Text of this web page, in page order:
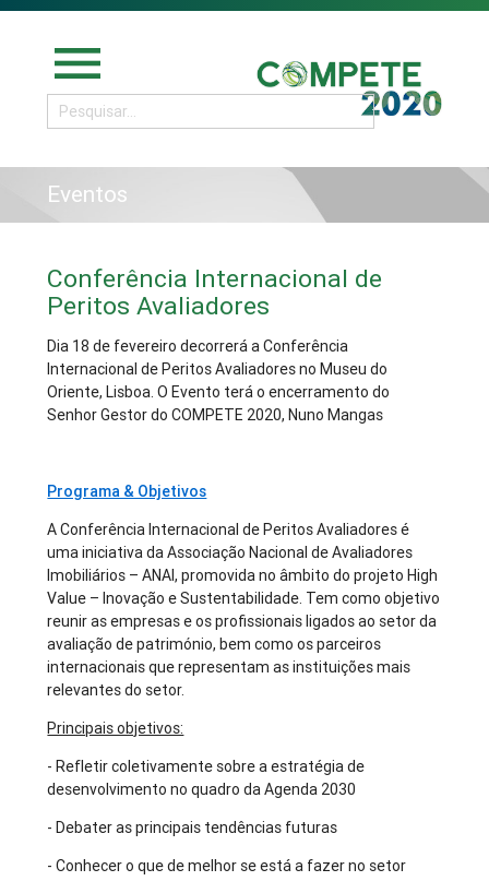
menu
Eventos
Conferência Internacional de
Peritos Avaliadores
Dia 18 de fevereiro decorrerá a Conferência
Internacional de Peritos Avaliadores no Museu do
Oriente, Lisboa. O Evento terá o encerramento do
Senhor Gestor do COMPETE 2020, Nuno Mangas
Programa & Objetivos
A Conferência Internacional de Peritos Avaliadores é
uma iniciativa da Associação Nacional de Avaliadores
Imobiliários – ANAI, promovida no âmbito do projeto High
Value – Inovação e Sustentabilidade. Tem como objetivo
reunir as empresas e os profissionais ligados ao setor da
avaliação de património, bem como os parceiros
internacionais que representam as instituições mais
relevantes do setor.
Principais objetivos:
- Refletir coletivamente sobre a estratégia de
desenvolvimento no quadro da Agenda 2030
- Debater as principais tendências futuras
- Conhecer o que de melhor se está a fazer no setor